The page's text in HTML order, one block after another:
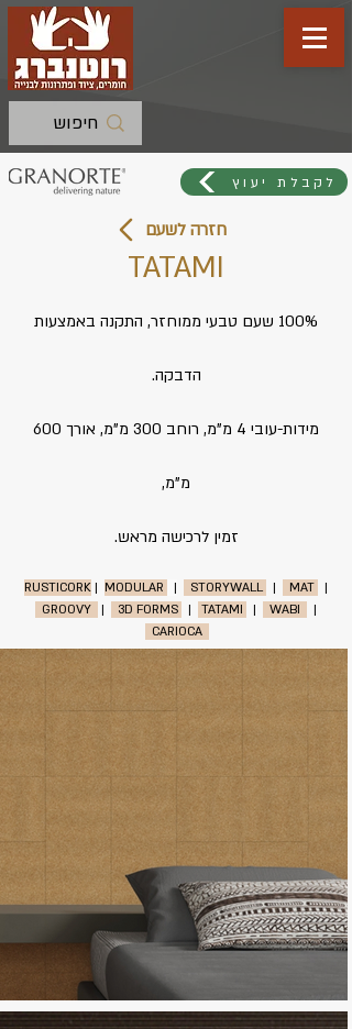
לקבלת יעוץ
חזרה לשעם
TATAMI
100% שעם טבעי ממוחזר, התקנה באמצעות
הדבקה.
מידות-עובי 4 מ"מ, רוחב 300 מ"מ, אורך 600
מ"מ,
זמין לרכישה מראש.
RUSTICORK| MODULAR | STORYWALL | MAT |
GROOVY | 3D FORMS | TATAMI | WABI
|
CARIOCA